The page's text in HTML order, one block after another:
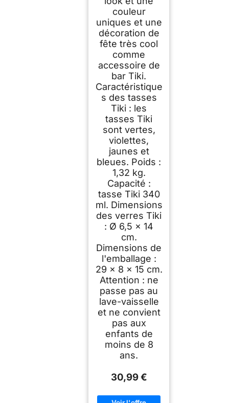
couleur
uniques et une
décoration de
fête très cool
comme
accessoire de
bar Tiki.
Caractéristique
s des tasses
Tiki : les
tasses Tiki
sont vertes,
violettes,
jaunes et
bleues. Poids :
1,32 kg.
Capacité :
tasse Tiki 340
ml. Dimensions
des verres Tiki
: Ø 6,5 x 14
cm.
Dimensions de
l'emballage :
29 x 8 x 15 cm.
Attention : ne
passe pas au
lave-vaisselle
et ne convient
pas aux
enfants de
moins de 8
ans.
30,99 €